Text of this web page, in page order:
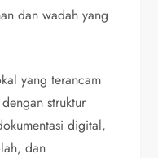
dan wadah yang
yang terancam
struktur
digital,
dan